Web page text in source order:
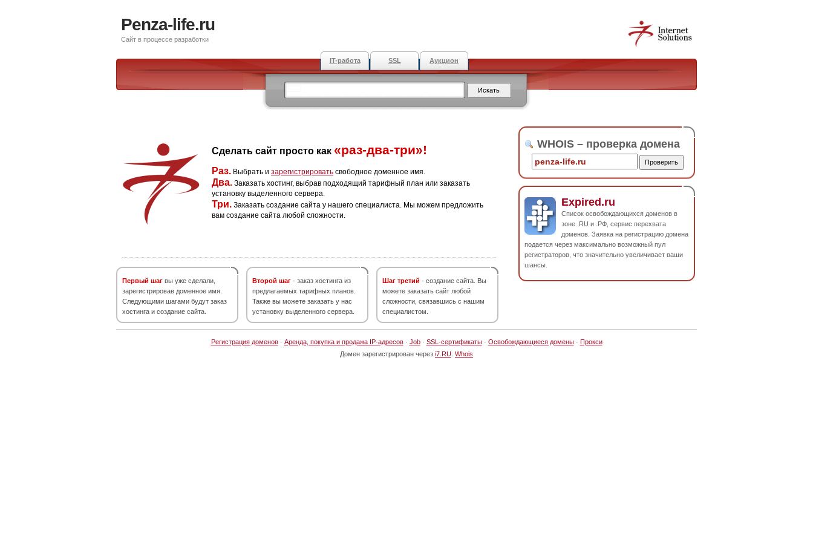
Penza-life.ru
Сайт в процессе разработки
IT-работа SSL Аукцион
Сделать сайт просто как «раз-два-три»!
Раз. Выбрать и зарегистрировать свободное доменное имя.
Два. Заказать хостинг, выбрав подходящий тарифный план или заказать
установку выделенного сервера.
Три. Заказать создание сайта у нашего специалиста. Мы можем предложить
вам создание сайта любой сложности.
Первый шаг вы уже сделали,
зарегистрировав доменное имя.
Следующими шагами будут заказ
хостинга и создание сайта.
Второй шаг - заказ хостинга из
предлагаемых тарифных планов.
Также вы можете заказать у нас
установку выделенного сервера.
Шаг третий - создание сайта. Вы
можете заказать сайт любой
сложности, связавшись с нашим
специалистом.
WHOIS – проверка домена
Expired.ru
Список освобождающихся доменов в
зоне .RU и .РФ, сервис перехвата
доменов. Заявка на регистрацию домена
подается через максимально возможный пул
регистраторов, что значительно увеличивает ваши
шансы.
Регистрация доменов· Аренда, покупка и продажа IP-адресов· Job· SSL-сертификаты· Освобождающиеся домены· Прокси
Домен зарегистрирован через i7.RU Whois